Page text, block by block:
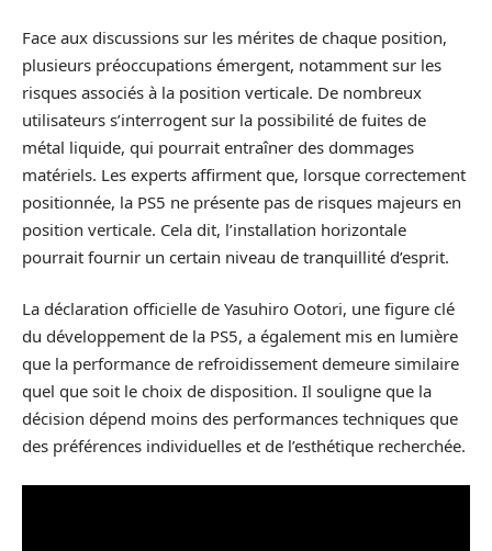
Face aux discussions sur les mérites de chaque position,
plusieurs préoccupations émergent, notamment sur les
risques associés à la position verticale. De nombreux
utilisateurs s’interrogent sur la possibilité de fuites de
métal liquide, qui pourrait entraîner des dommages
matériels. Les experts affirment que, lorsque correctement
positionnée, la PS5 ne présente pas de risques majeurs en
position verticale. Cela dit, l’installation horizontale
pourrait fournir un certain niveau de tranquillité d’esprit.
La déclaration officielle de Yasuhiro Ootori, une figure clé
du développement de la PS5, a également mis en lumière
que la performance de refroidissement demeure similaire
quel que soit le choix de disposition. Il souligne que la
décision dépend moins des performances techniques que
des préférences individuelles et de l’esthétique recherchée.